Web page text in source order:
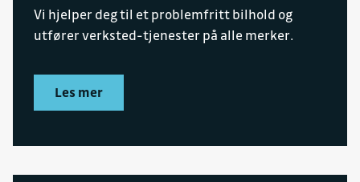
Vi hjelper deg til et problemfritt bilhold og
utfører verksted-tjenester på alle merker.
Les mer